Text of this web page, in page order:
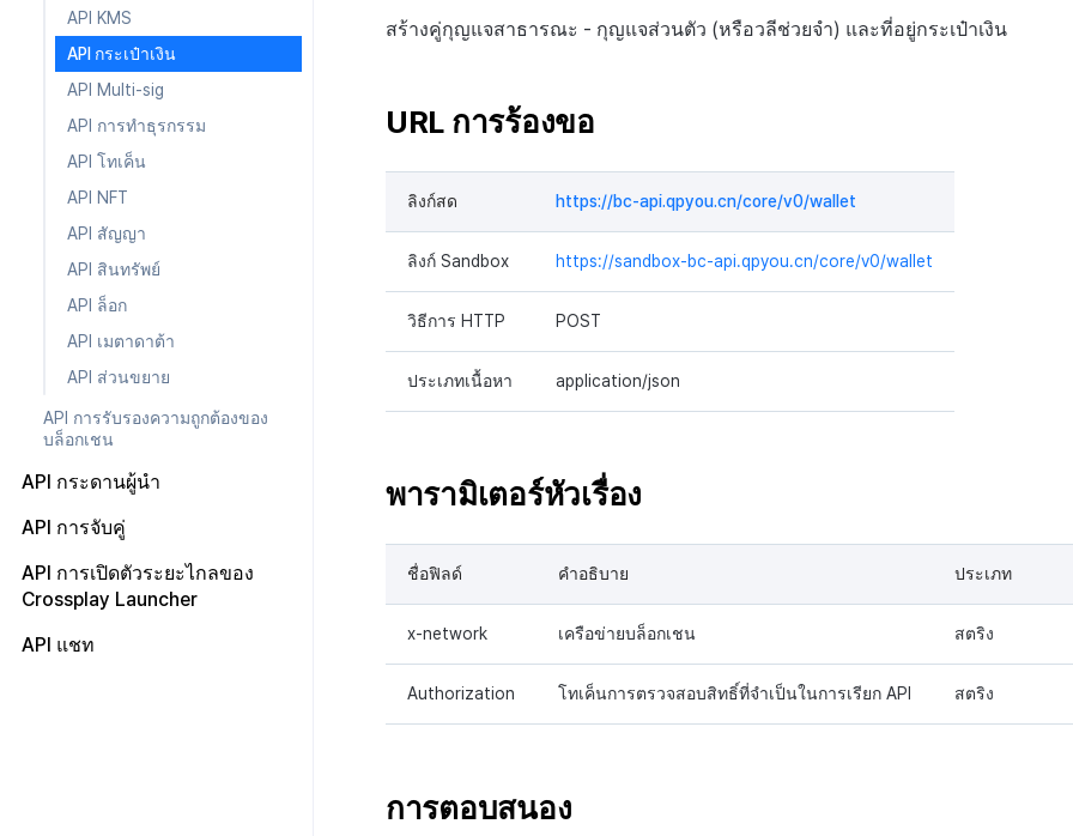
การลบบัญชีการตรวจสอบสิทธิ์
v4
ยืนยันการเข้าสู่ระบบเว็บ v1
รับ PlayerID ด้วย Auth v4 IdP
ID
ตรวจสอบข้อมูลผู้ใช้ที่ถูกบล็อก
รายชื่อเพื่อนสำหรับ UA
ข้อมูลของ UA Sender
IAP v4 ตรวจสอบใบเสร็จการ
สมัครสมาชิก
IAP v4 แจ้งเตือนการสมัครสมา
IAP v4 ตรวจสอบใบเสร็จ
แต่ละตลาด
การชำระเงิน PG
การชำระเงิน Web PG
การแลกคูปองเว็บ
ส่งข้อมูลการบริโภค
OTP
ระบบตรวจสอบ OTP
Push v4
การส่งแบบเดี่ยว
เขตเวลา
การรับรหัสประเทศ
คอมมูนิตี้ & เว็บสโตร์
API ข้อมูลในแอป
สินทรัพย์
บันทึกความแปรปรวนของ
API ผู้ใช้พร้อมกัน
บันทึกการดาวน์โหลดเพิ่มเติมที่
เสร็จสมบูรณ์
บันทึกการเข้าสู่ระบบตัวละคร
บันทึกการสร้างตัวละคร
บันทึกที่กำหนดเอง
บันทึกคะแนน
เหมาะสม
API KMS
API กระเป๋าเงิน
API Multi-sig
API การทำธุรกรรม
API โทเค็น
API NFT
API สัญญา
API สินทรัพย์
API ล็อก
API เมตาดาต้า
API ส่วนขยาย
API การรับรองความถูกต้องของ
บล็อกเชน
API กระดานผู้นำ
API การจับคู่
API การเปิดตัวระยะไกลของ
Crossplay Launcher
API แชท
สร้างคู่กุญแจสาธารณะ - กุญแจส่วนตัว (หรือวลีช่วยจำ) และที่อยู่กระเป๋าเงิน
URL การร้องขอ
ลิงก์สด https://bc-api.qpyou.cn/core/v0/wallet
ลิงก์ Sandbox https://sandbox-bc-api.qpyou.cn/core/v0/wallet
วิธีการ HTTP POST
ประเภทเนื้อหา application/json
พารามิเตอร์หัวเรื่อง
ชื่อฟิลด์ คำอธิบาย ประเภท
x-network เครือข่ายบล็อกเชน สตริง
Authorization โทเค็นการตรวจสอบสิทธิ์ที่จำเป็นในการเรียก API สตริง
การตอบสนอง